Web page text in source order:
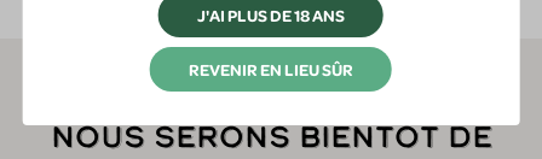
Nous serons bientôt de
J'AI PLUS DE 18 ANS
REVENIR EN LIEU SÛR